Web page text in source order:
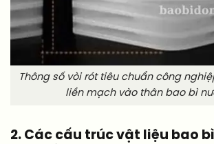
Thông số vòi rót tiêu chuẩn công
liền mạch vào thân bao bì
2. Các cấu trúc vật liệu bao